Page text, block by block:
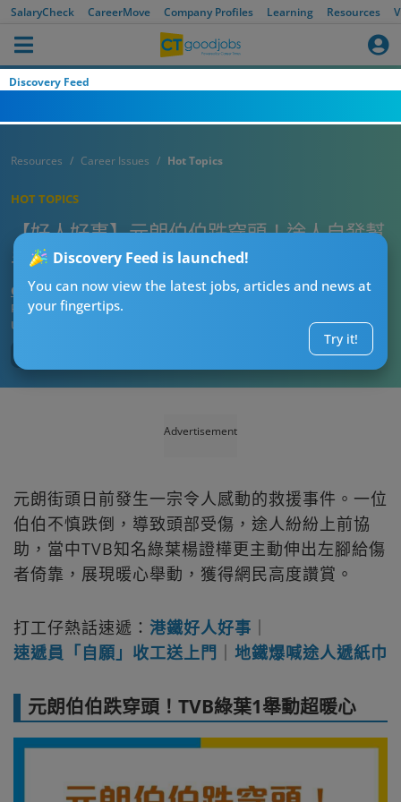
SalaryCheck CareerMove Company Profiles Learning Resources
Discovery Feed
Discovery Feed is launched!
You can now view the latest jobs, articles and news at
your fingertips.
Try it!
Resources Career Issues Hot Topics
HOT TOPICS
【好人好事】元朗伯伯跌穿頭！途人自發幫
手 TVB綠葉1舉動超暖心 網民激讚！
CTgoodjobs’ Editor
Published:2025-09-13 20:15
Updated:
Advertisement
元朗街頭日前發生一宗令人感動的救援事件。一位
伯伯不慎跌倒，導致頭部受傷，途人紛紛上前協
助，當中TVB知名綠葉楊證樺更主動伸出左腳給傷
者倚靠，展現暖心舉動，獲得網民高度讚賞。
打工仔熱話速遞： 港鐵好人好事
速遞員「自願」收工送上門
地鐵爆喊途人遞紙巾
元朗伯伯跌穿頭！TVB綠葉1舉動超暖心